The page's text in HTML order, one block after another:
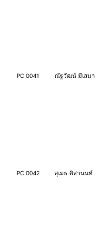
PC 0041 ณัฐวัฒน์ มีเสมา
PC 0042 สุเมธ ติสานนท์